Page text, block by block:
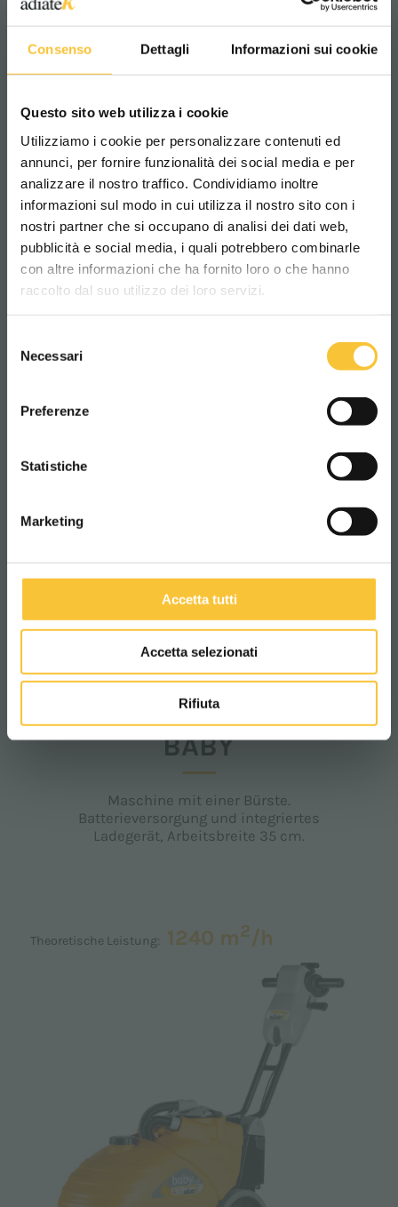
Consenso Dettagli Informazioni sui cookie
Questo sito web utilizza i cookie
Utilizziamo i cookie per personalizzare contenuti ed
annunci, per fornire funzionalità dei social media e per
analizzare il nostro traffico. Condividiamo inoltre
informazioni sul modo in cui utilizza il nostro sito con i
nostri partner che si occupano di analisi dei dati web,
pubblicità e social media, i quali potrebbero combinarle
con altre informazioni che ha fornito loro o che hanno
raccolto dal suo utilizzo dei loro servizi.
delNecessari
Preferenze
Statistiche
Marketing
Accetta tutti
Accetta selezionati
Rifiuta
BABY-E
Die Maschine mit einer Bürste „baby-e“ und
Netzstromversorgung bietet eine
Arbeitsbreite von 35 cm.
Theoretische Leistung:
BABY
Maschine mit einer Bürste.
Batterieversorgung und integriertes
Ladegerät, Arbeitsbreite 35 cm.
Theoretische Leistung: 1240 m2/h
Scegli il paese in cui ti trovi e la tua
lingua per una migliore esperienza di
navigazione